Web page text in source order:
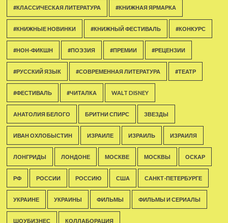
#КЛАССИЧЕСКАЯ ЛИТЕРАТУРА #КНИЖНАЯ ЯРМАРКА
#КНИЖНЫЕ НОВИНКИ #КНИЖНЫЙ ФЕСТИВАЛЬ #КОНКУРС
#НОН-ФИКШН #ПОЭЗИЯ #ПРЕМИИ #РЕЦЕНЗИИ
#РУССКИЙ ЯЗЫК #СОВРЕМЕННАЯ ЛИТЕРАТУРА #ТЕАТР
#ФЕСТИВАЛЬ #ЧИТАЛКА WALT DISNEY
АНАТОЛИЯ БЕЛОГО БРИТНИ СПИРС ЗВЕЗДЫ
ИВАН ОХЛОБЫСТИН ИЗРАИЛЕ ИЗРАИЛЬ ИЗРАИЛЯ
ЛОНГРИДЫ ЛОНДОНЕ МОСКВЕ МОСКВЫ ОСКАР
РФ РОССИИ РОССИЮ США САНКТ-ПЕТЕРБУРГЕ
УКРАИНЕ УКРАИНЫ ФИЛЬМЫ ФИЛЬМЫ И СЕРИАЛЫ
ШОУБИЗНЕС КОЛЛАБОРАЦИЯ